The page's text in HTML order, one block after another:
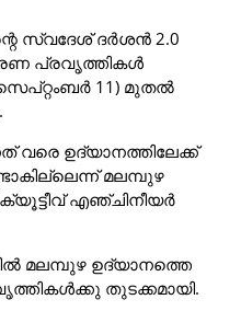
സ്വദേശ് ദര്‍ശന്‍ 2.0
പ്രവൃത്തികള്‍
11) മുതല്‍
വരെ ഉദ്യാനത്തിലേക്ക്
മലമ്പുഴ
എഞ്ചിനീയര്‍
മലമ്പുഴ ഉദ്യാനത്തെ
തുടക്കമായി.